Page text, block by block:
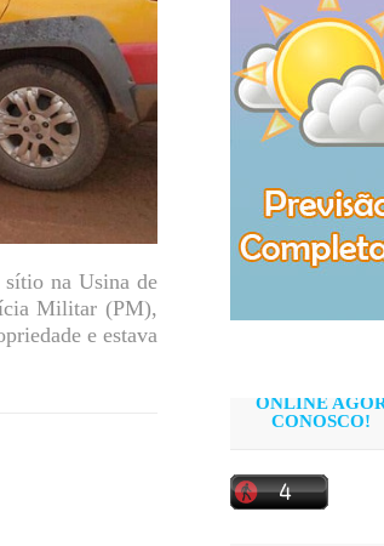
na Usina de
Militar (PM),
e estava
ONLINE
CONOSCO!